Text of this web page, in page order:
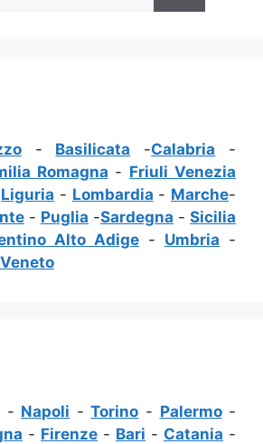
- Basilicata -Calabria -
Romagna - Friuli Venezia
Liguria - Lombardia - Marche-
- Puglia -Sardegna - Sicilia
Alto Adige - Umbria -
Veneto
- Napoli -Torino - Palermo-
- Firenze - Bari - Catania -